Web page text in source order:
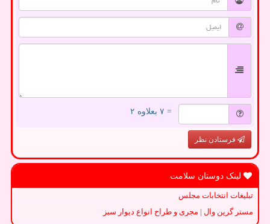
= ۷ بعلاوه ۲
فرستادن نظر
لینک دوستان سلامت
تبلیغات انتخابات مجلس
مستر گرین وال | مجری و طراح انواع دیوار سبز